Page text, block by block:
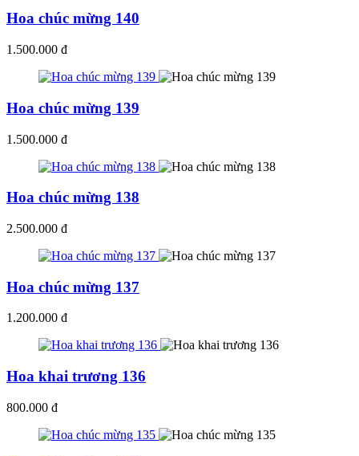
Hoa chúc mừng 140
1.500.000 đ
Hoa chúc mừng 139
1.500.000 đ
Hoa chúc mừng 138
2.500.000 đ
Hoa chúc mừng 137
1.200.000 đ
Hoa khai trương 136
800.000 đ